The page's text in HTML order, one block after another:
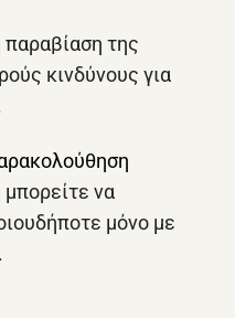
παραβίαση της
κινδύνους για
μπορείτε να
μόνο με